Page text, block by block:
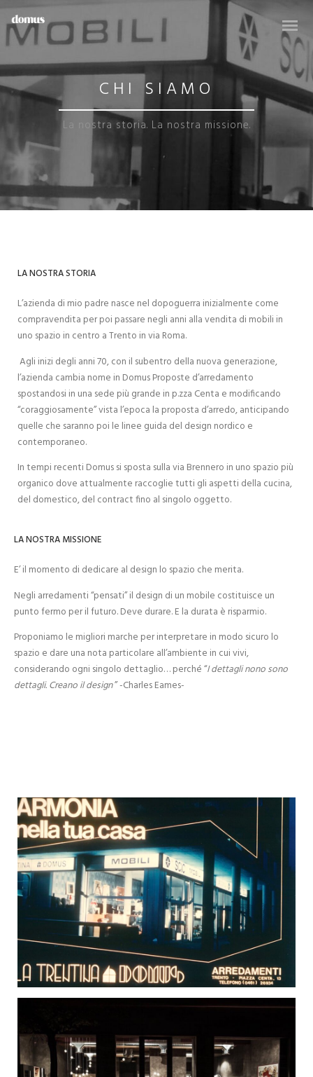
CHI SIAMO
La nostra storia. La nostra missione.
LA NOSTRA STORIA
L’azienda di mio padre nasce nel dopoguerra inizialmente come
compravendita per poi passare negli anni alla vendita di mobili in
uno spazio in centro a Trento in via Roma.
Agli inizi degli anni 70, con il subentro della nuova generazione,
l’azienda cambia nome in Domus Proposte d’arredamento
spostandosi in una sede più grande in p.zza Centa e modificando
“coraggiosamente” vista l’epoca la proposta d’arredo, anticipando
quelle che saranno poi le linee guida del design nordico e
contemporaneo.
In tempi recenti Domus si sposta sulla via Brennero in uno spazio più
organico dove attualmente raccoglie tutti gli aspetti della cucina,
del domestico, del contract fino al singolo oggetto.
LA NOSTRA MISSIONE
E’ il momento di dedicare al design lo spazio che merita.
Negli arredamenti “pensati” il design di un mobile costituisce un
punto fermo per il futuro. Deve durare. E la durata è risparmio.
Proponiamo le migliori marche per interpretare in modo sicuro lo
spazio e dare una nota particolare all’ambiente in cui vivi,
considerando ogni singolo dettaglio… perché “I dettagli nono sono
dettagli. Creano il design” -Charles Eames-